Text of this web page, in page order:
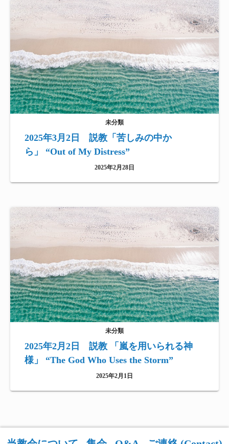
未分類
2025年3月2日 説教「苦しみの中か
ら」 “Out of My Distress”
2025年2月28日
未分類
2025年2月2日 説教 「嵐を用いられる神
様」 “The God Who Uses the Storm”
2025年2月1日